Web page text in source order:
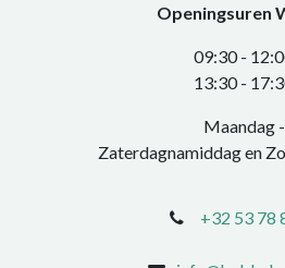
Openingsuren
0​9:30 -
​13:30 -
Maandag -
Zaterdagnamiddag en
+32 53 78